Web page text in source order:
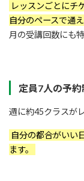
レッスンごとにチ
自分のペースで通え
月の受講回数にも
定員7人の予
週に約45クラスが
自分の都合がいい
ます。